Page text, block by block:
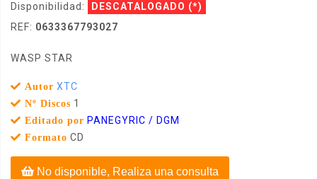
Disponibilidad: DESCATALOGADO (*)
REF: 0633367793027
WASP STAR
Autor XTC
Nº Discos 1
Editado por PANEGYRIC / DGM
Formato CD
No disponible, Realiza una consulta